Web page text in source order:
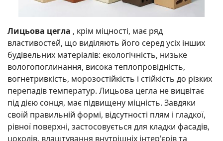
Лицьова цегла , крім міцності, має ряд
властивостей, що виділяють його серед усіх інших
будівельних матеріалів: екологічність, низьке
вологопоглинання, висока теплопровідність,
вогнетривкість, морозостійкість і стійкість до різких
перепадів температур. Лицьова цегла не вицвітає
під дією сонця, має підвищену міцність. Завдяки
своїй правильній формі, відсутності плям і гладкої,
рівної поверхні, застосовується для кладки фасадів,
цоколів, влаштування внутрішніх інтер'єрів та